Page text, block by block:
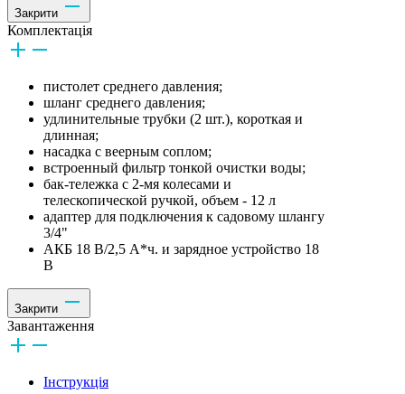
Закрити
Комплектація
пистолет среднего давления;
шланг среднего давления;
удлинительные трубки (2 шт.), короткая и
длинная;
насадка с веерным соплом;
встроенный фильтр тонкой очистки воды;
бак-тележка с 2-мя колесами и
телескопической ручкой, объем - 12 л
адаптер для подключения к садовому шлангу
3/4"
АКБ 18 В/2,5 А*ч. и зарядное устройство 18
В
Закрити
Завантаження
Інструкція